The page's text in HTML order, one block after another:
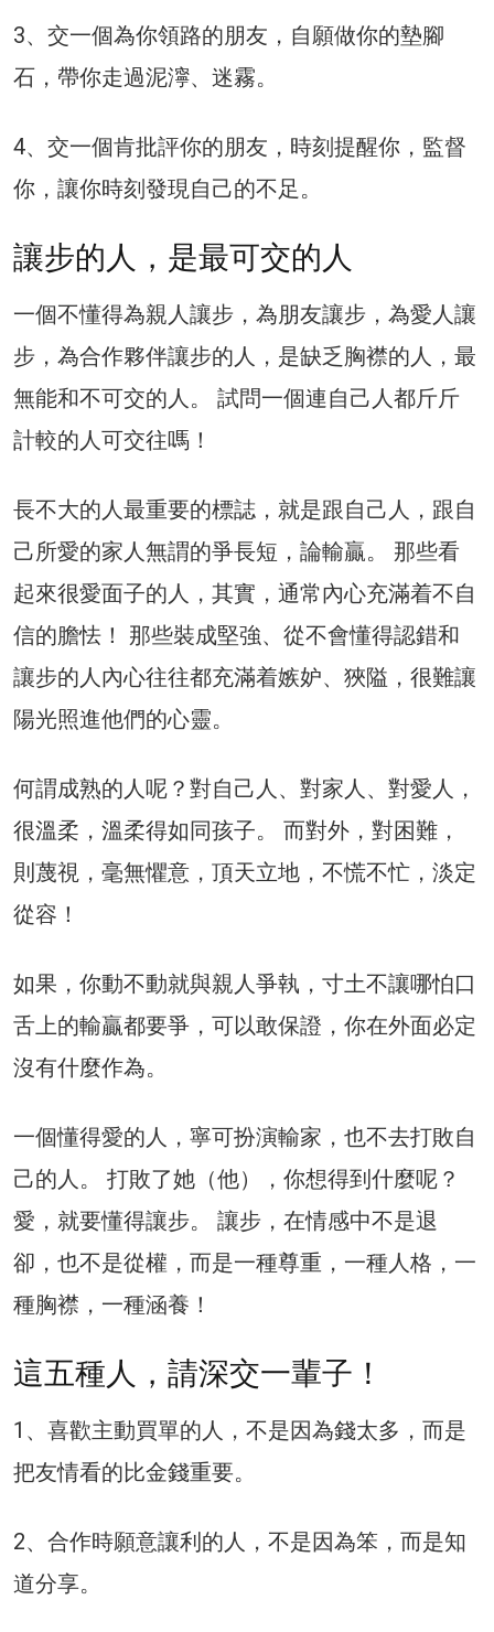
3、交一個為你領路的朋友，自願做你的墊腳
石，帶你走過泥濘、迷霧。
4、交一個肯批評你的朋友，時刻提醒你，監督
你，讓你時刻發現自己的不足。
讓步的人，是最可交的人
一個不懂得為親人讓步，為朋友讓步，為愛人讓
步，為合作夥伴讓步的人，是缺乏胸襟的人，最
無能和不可交的人。 試問一個連自己人都斤斤
計較的人可交往嗎！
長不大的人最重要的標誌，就是跟自己人，跟自
己所愛的家人無謂的爭長短，論輸贏。 那些看
起來很愛面子的人，其實，通常內心充滿着不自
信的膽怯！ 那些裝成堅強、從不會懂得認錯和
讓步的人內心往往都充滿着嫉妒、狹隘，很難讓
陽光照進他們的心靈。
何謂成熟的人呢？對自己人、對家人、對愛人，
很溫柔，溫柔得如同孩子。 而對外，對困難，
則蔑視，毫無懼意，頂天立地，不慌不忙，淡定
從容！
如果，你動不動就與親人爭執，寸土不讓哪怕口
舌上的輸贏都要爭，可以敢保證，你在外面必定
沒有什麼作為。
一個懂得愛的人，寧可扮演輸家，也不去打敗自
己的人。 打敗了她（他），你想得到什麼呢？
愛，就要懂得讓步。 讓步，在情感中不是退
卻，也不是從權，而是一種尊重，一種人格，一
種胸襟，一種涵養！
這五種人，請深交一輩子！
1、喜歡主動買單的人，不是因為錢太多，而是
把友情看的比金錢重要。
2、合作時願意讓利的人，不是因為笨，而是知
道分享。